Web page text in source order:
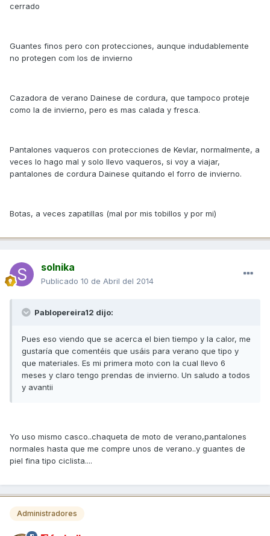
cerrado
Guantes finos pero con protecciones, aunque indudablemente
no protegen com los de invierno
Cazadora de verano Dainese de cordura, que tampoco proteje
como la de invierno, pero es mas calada y fresca.
Pantalones vaqueros con protecciones de Kevlar, normalmente, a
veces lo hago mal y solo llevo vaqueros, si voy a viajar,
pantalones de cordura Dainese quitando el forro de invierno.
Botas, a veces zapatillas (mal por mis tobillos y por mi)
solnika
Publicado 10 de Abril del 2014
Pablopereira12 dijo:
Pues eso viendo que se acerca el bien tiempo y la calor, me
gustaría que comentéis que usáis para verano que tipo y
que materiales. Es mi primera moto con la cual llevo 6
meses y claro tengo prendas de invierno. Un saludo a todos
y avantii
Yo uso mismo casco..chaqueta de moto de verano,pantalones
normales hasta que me compre unos de verano..y guantes de
piel fina tipo ciclista....
Administradores